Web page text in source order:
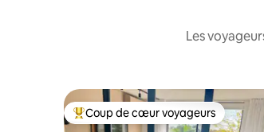
Les
Coups de cœur voyageurs les plus
Coup de cœur voyageurs